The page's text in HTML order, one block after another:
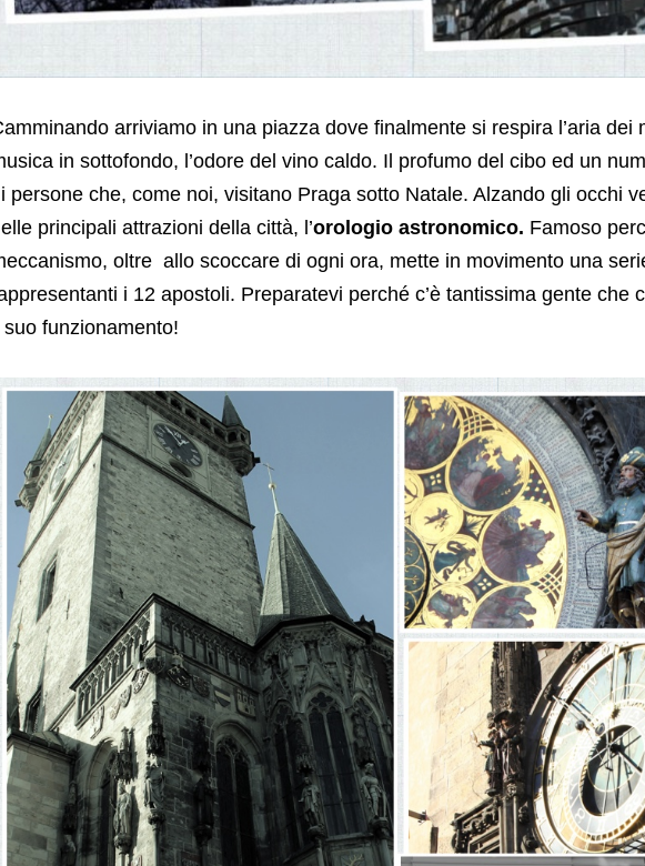
arriviamo in una piazza dove finalmente si respira l’aria dei
in sottofondo, l’odore del vino caldo. Il profumo del cibo ed un
persone che, come noi, visitano Praga sotto Natale. Alzando gli occhi
principali attrazioni della città, l’orologio astronomico. Famoso
oltre allo scoccare di ogni ora, mette in movimento una
i 12 apostoli. Preparatevi perché c’è tantissima gente che
suo funzionamento!